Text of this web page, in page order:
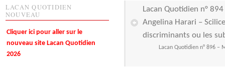
Lacan Quotidien n°
Angelina Harari –
discriminants ou les
Lacan Quotidien n° 896 –
LACAN QUOTIDIEN
NOUVEAU
Cliquer ici pour aller sur le
nouveau site Lacan Quotidien
2026